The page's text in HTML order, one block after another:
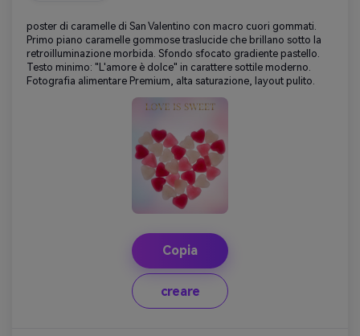
poster di caramelle di San Valentino con macro cuori gommati.
Primo piano caramelle gommose traslucide che brillano sotto la
retroilluminazione morbida. Sfondo sfocato gradiente pastello.
Testo minimo: "L'amore è dolce" in carattere sottile moderno.
Fotografia alimentare Premium, alta saturazione, layout pulito.
Copia
creare